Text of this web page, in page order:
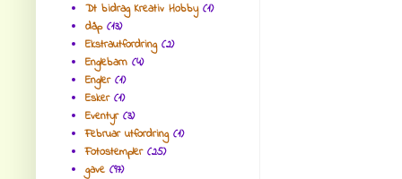
Dt bidrag Kreativ Hobby (1)
dåp (13)
Ekstrautfordring (2)
Englebarn (4)
Engler (1)
Esker (1)
Eventyr (3)
Februar utfordring (1)
Fotostempler (25)
gave (97)